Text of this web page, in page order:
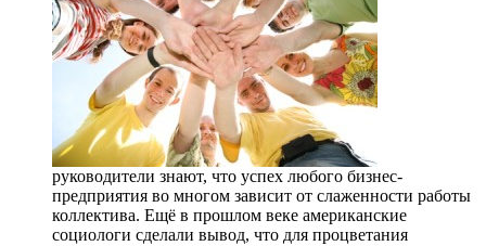
руководители знают, что успех любого бизнес-
предприятия во многом зависит от слаженности работы
коллектива. Ещё в прошлом веке американские
социологи сделали вывод, что для процветания